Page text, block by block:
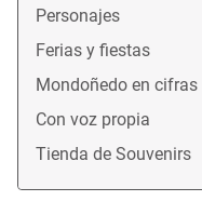
Personajes
Ferias y fiestas
Mondoñedo en cifras
Con voz propia
Tienda de Souvenirs